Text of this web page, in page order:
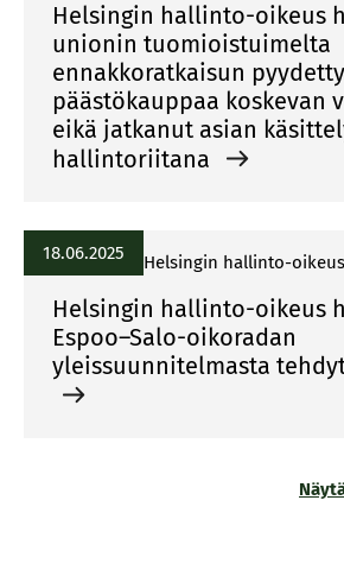
Helsingin hallinto-oikeus
unionin tuomioistuimelta
ennakkoratkaisun
päästökauppaa koskevan
eikä jatkanut asian
hallintoriitana
18.06.2025 Helsingin hallinto-oikeus
Helsingin hallinto-oikeus
Espoo–Salo-oikoradan
yleissuunnitelmasta